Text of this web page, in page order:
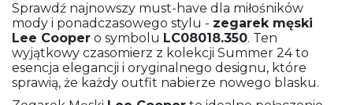
Sprawdź najnowszy must-have dla miłośników
mody i ponadczasowego stylu - zegarek męski
Lee Cooper o symbolu LC08018.350. Ten
wyjątkowy czasomierz z kolekcji Summer 24 to
esencja elegancji i oryginalnego designu, które
sprawią, że każdy outfit nabierze nowego blasku.